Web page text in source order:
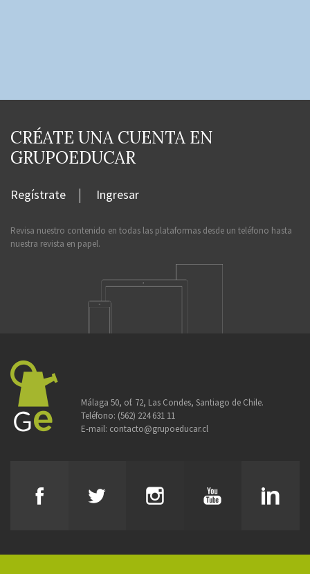
CRÉATE UNA CUENTA EN
GRUPOEDUCAR
Regístrate Ingresar
Revisa nuestro contenido en todas las plataformas desde un teléfono hasta
nuestra revista en papel.
Málaga 50, of. 72, Las Condes, Santiago de Chile.
Teléfono: (562) 224 631 11
E-mail: contacto@grupoeducar.cl